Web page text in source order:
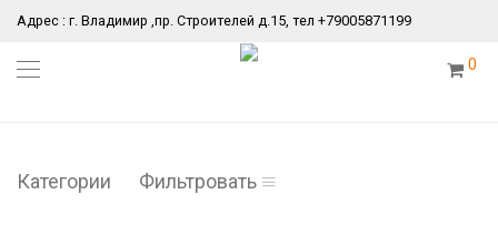
Адрес : г. Владимир ,пр. Строителей д.15, тел +79005871199
0
Категории Фильтровать